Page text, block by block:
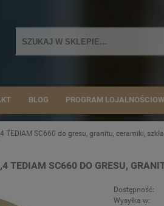
BLOG PROGRAM
SC660 do gresu, granitu, ceramiki, szkła
TEDIAM SC660 DO GRESU,
Dostępność:
Wysyłka w: